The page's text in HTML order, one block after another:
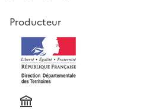
Producteur